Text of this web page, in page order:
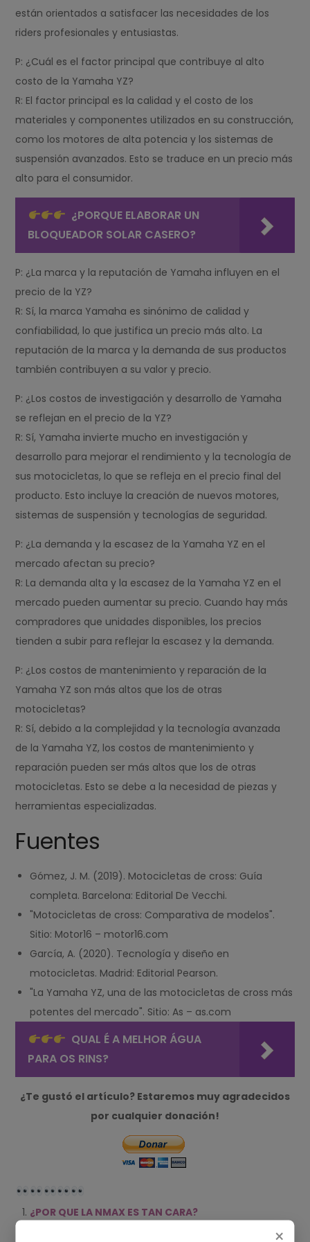
están orientados a satisfacer las necesidades de los
riders profesionales y entusiastas.
P: ¿Cuál es el factor principal que contribuye al alto
costo de la Yamaha YZ?
R: El factor principal es la calidad y el costo de los
materiales y componentes utilizados en su construcción,
como los motores de alta potencia y los sistemas de
suspensión avanzados. Esto se traduce en un precio más
alto para el consumidor.
¿PORQUE ELABORAR UN
BLOQUEADOR SOLAR CASERO?
P: ¿La marca y la reputación de Yamaha influyen en el
precio de la YZ?
R: Sí, la marca Yamaha es sinónimo de calidad y
confiabilidad, lo que justifica un precio más alto. La
reputación de la marca y la demanda de sus productos
también contribuyen a su valor y precio.
P: ¿Los costos de investigación y desarrollo de Yamaha
se reflejan en el precio de la YZ?
R: Sí, Yamaha invierte mucho en investigación y
desarrollo para mejorar el rendimiento y la tecnología de
sus motocicletas, lo que se refleja en el precio final del
producto. Esto incluye la creación de nuevos motores,
sistemas de suspensión y tecnologías de seguridad.
P: ¿La demanda y la escasez de la Yamaha YZ en el
mercado afectan su precio?
R: La demanda alta y la escasez de la Yamaha YZ en el
mercado pueden aumentar su precio. Cuando hay más
compradores que unidades disponibles, los precios
tienden a subir para reflejar la escasez y la demanda.
P: ¿Los costos de mantenimiento y reparación de la
Yamaha YZ son más altos que los de otras
motocicletas?
R: Sí, debido a la complejidad y la tecnología avanzada
de la Yamaha YZ, los costos de mantenimiento y
reparación pueden ser más altos que los de otras
motocicletas. Esto se debe a la necesidad de piezas y
herramientas especializadas.
Fuentes
Gómez, J. M. (2019). Motocicletas de cross: Guía
completa. Barcelona: Editorial De Vecchi.
"Motocicletas de cross: Comparativa de modelos".
Sitio: Motor16 – motor16.com
García, A. (2020). Tecnología y diseño en
motocicletas. Madrid: Editorial Pearson.
"La Yamaha YZ, una de las motocicletas de cross más
potentes del mercado". Sitio: As – as.com
QUAL É A MELHOR ÁGUA
PARA OS RINS?
¿Te gustó el artículo? Estaremos muy agradecidos
por cualquier donación!
¿POR QUE LA NMAX ES TAN CARA?
×